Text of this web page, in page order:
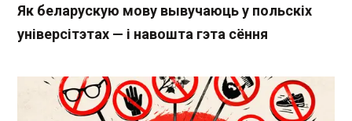
Як беларускую мову вывучаюць у польскіх
універсітэтах — і навошта гэта сёння